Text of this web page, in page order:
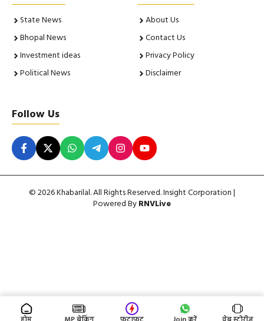
State News
Bhopal News
Investment ideas
Political News
About Us
Contact Us
Privacy Policy
Disclaimer
Follow Us
© 2026 Khabarilal. All Rights Reserved. Insight Corporation |
Powered ByRNVLive